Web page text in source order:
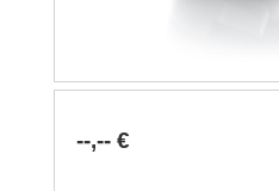
--,-- €